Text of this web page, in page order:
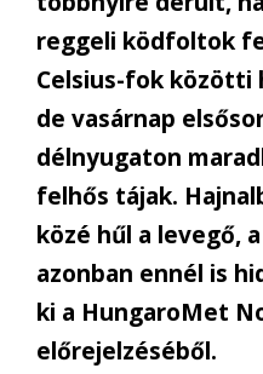
reggeli ködfoltok
Celsius-fok közötti
de vasárnap
délnyugaton
felhős tájak.
közé hűl a levegő,
azonban ennél is
ki a HungaroMet
előrejelzéséből.